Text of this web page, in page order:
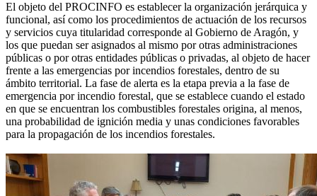
El objeto del PROCINFO es establecer la organización jerárquica y
funcional, así como los procedimientos de actuación de los recursos
y servicios cuya titularidad corresponde al Gobierno de Aragón, y
los que puedan ser asignados al mismo por otras administraciones
públicas o por otras entidades públicas o privadas, al objeto de hacer
frente a las emergencias por incendios forestales, dentro de su
ámbito territorial. La fase de alerta es la etapa previa a la fase de
emergencia por incendio forestal, que se establece cuando el estado
en que se encuentran los combustibles forestales origina, al menos,
una probabilidad de ignición media y unas condiciones favorables
para la propagación de los incendios forestales.